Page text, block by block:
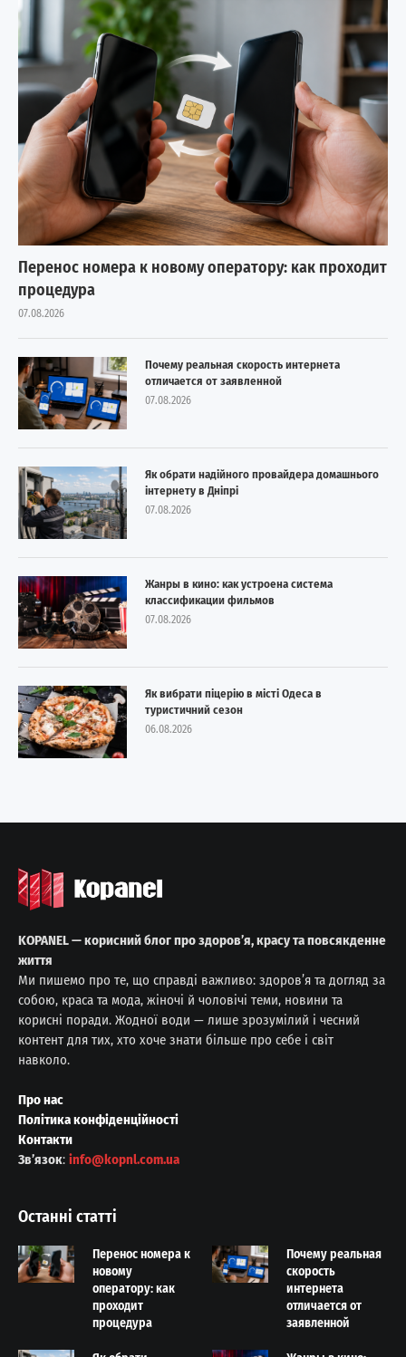
Перенос номера к новому оператору: как проходит
процедура
07.08.2026
Почему реальная скорость интернета
отличается от заявленной
07.08.2026
Як обрати надійного провайдера домашнього
інтернету в Дніпрі
07.08.2026
Жанры в кино: как устроена система
классификации фильмов
07.08.2026
Як вибрати піцерію в місті Одеса в
туристичний сезон
06.08.2026
KOPANEL — корисний блог про здоров’я, красу та повсякденне
життя
Ми пишемо про те, що справді важливо: здоров’я та догляд за
собою, краса та мода, жіночі й чоловічі теми, новини та
корисні поради. Жодної води — лише зрозумілий і чесний
контент для тих, хто хоче знати більше про себе і світ
навколо.
Про нас
Політика конфіденційності
Контакти
Звʼязок: info@kopnl.com.ua
Останні статті
Перенос номера к
новому
оператору: как
проходит
процедура
Почему реальная
скорость
интернета
отличается от
заявленной